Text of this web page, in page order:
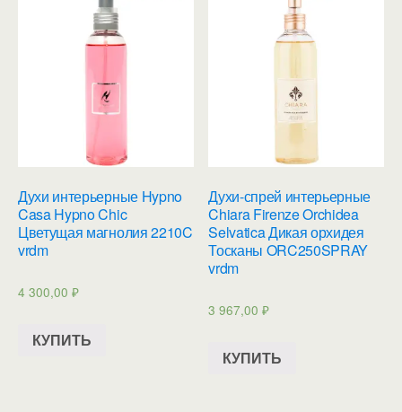
Духи интерьерные Hypno
Casa Hypno Chic
Цветущая магнолия 2210C
vrdm
4 300,00 ₽
КУПИТЬ
Духи-спрей интерьерные
Chiara Firenze Orchidea
Selvatica Дикая орхидея
Тосканы ORC250SPRAY
vrdm
3 967,00₽
КУПИТЬ